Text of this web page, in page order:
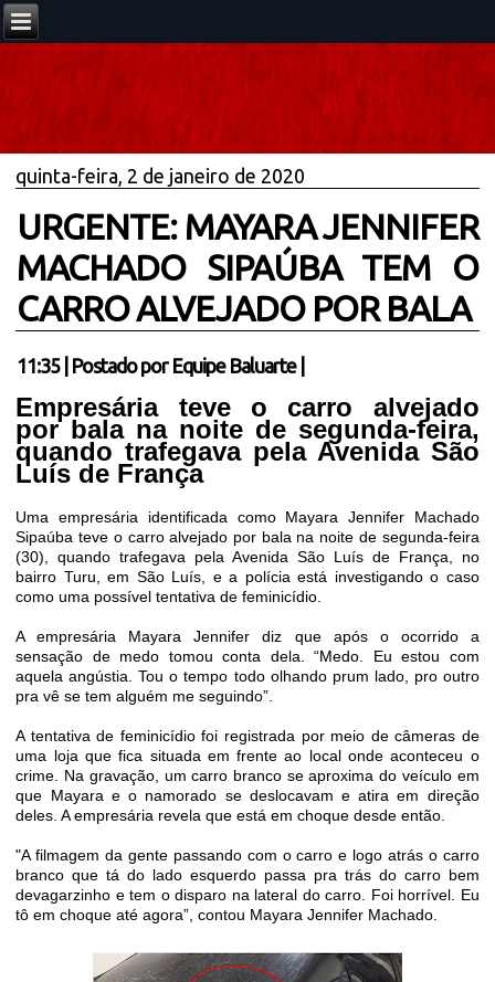
quinta-feira, 2 de janeiro de 2020
URGENTE: MAYARA JENNIFER
MACHADO SIPAÚBA TEM O
CARRO ALVEJADO POR BALA
11:35| Postado por Equipe Baluarte
Empresária teve o carro alvejado
por bala na noite de segunda-feira,
quando trafegava pela Avenida São
Luís de França
Uma empresária identificada como Mayara Jennifer Machado
Sipaúba teve o carro alvejado por bala na noite de segunda-feira
(30), quando trafegava pela Avenida São Luís de França, no
bairro Turu, em São Luís, e a polícia está investigando o caso
como uma possível tentativa de feminicídio.
A empresária Mayara Jennifer diz que após o ocorrido a
sensação de medo tomou conta dela. “Medo. Eu estou com
aquela angústia. Tou o tempo todo olhando prum lado, pro outro
pra vê se tem alguém me seguindo”.
A tentativa de feminicídio foi registrada por meio de câmeras de
uma loja que fica situada em frente ao local onde aconteceu o
crime. Na gravação, um carro branco se aproxima do veículo em
que Mayara e o namorado se deslocavam e atira em direção
deles. A empresária revela que está em choque desde então.
"A filmagem da gente passando com o carro e logo atrás o carro
branco que tá do lado esquerdo passa pra trás do carro bem
devagarzinho e tem o disparo na lateral do carro. Foi horrível. Eu
tô em choque até agora”, contou Mayara Jennifer Machado.